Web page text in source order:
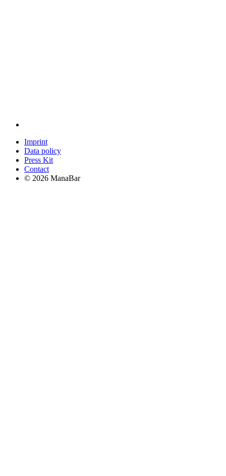
Imprint
Data policy
Press Kit
Contact
© 2026 ManaBar